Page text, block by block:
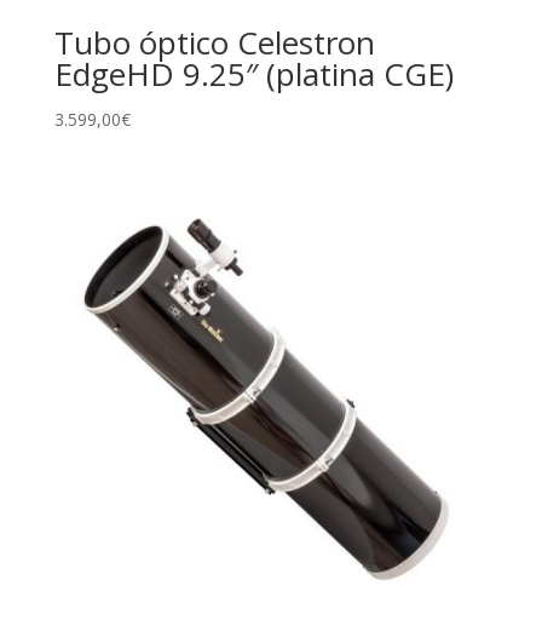
Tubo óptico Celestron
EdgeHD 9.25″ (platina CGE)
3.599,00€